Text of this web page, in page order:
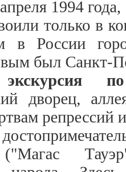
1994
только в
в России
был Санкт-
дворец,
репрессий